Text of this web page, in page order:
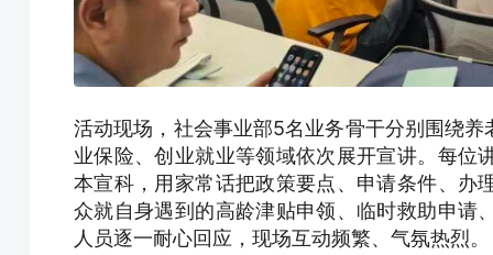
活动现场，社会事业部5名业务骨干分别围绕
业保险、创业就业等领域依次展开宣讲。每位
本宣科，用家常话把政策要点、申请条件、办
众就自身遇到的高龄津贴申领、临时救助申请
人员逐一耐心回应，现场互动频繁、气氛热烈。